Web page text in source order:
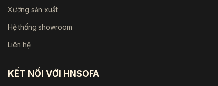
Xưởng sản xuất
Hệ thống showroom
Liên hệ
KẾT NỐI VỚI HNSOFA